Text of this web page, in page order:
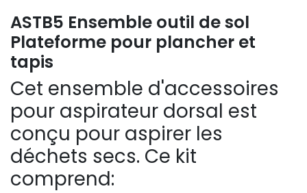
ASTB5 Ensemble outil de sol
Plateforme pour plancher et
tapis
Cet ensemble d'accessoires
pour aspirateur dorsal est
conçu pour aspirer les
déchets secs. Ce kit
comprend: